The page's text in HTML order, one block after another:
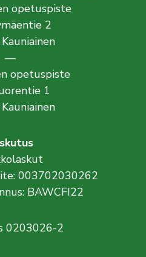
opetuspiste
2
—
opetuspiste
1
003702030262
BAWCFI22
0203026-2